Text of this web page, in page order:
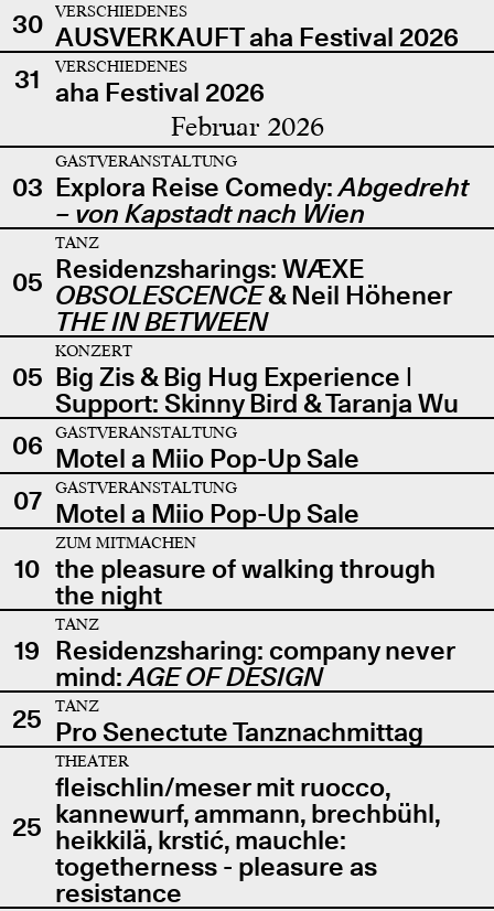
30
VERSCHIEDENES
AUSVERKAUFT aha Festival 2026
31
VERSCHIEDENES
aha Festival 2026
Februar 2026
03
GASTVERANSTALTUNG
Explora Reise Comedy:Abgedreht
– von Kapstadt nach Wien
05
TANZ
Residenzsharings: WÆXE
OBSOLESCENCE& Neil Höhener
THE IN BETWEEN
05
KONZERT
Big Zis & Big Hug Experience |
Support: Skinny Bird & Taranja Wu
06
GASTVERANSTALTUNG
Motel a Miio Pop-Up Sale
07
GASTVERANSTALTUNG
Motel a Miio Pop-Up Sale
10
ZUM MITMACHEN
the pleasure of walking through
the night
19
TANZ
Residenzsharing: company never
mind:AGE OF DESIGN
25
TANZ
Pro Senectute Tanznachmittag
25
THEATER
fleischlin/meser mit ruocco,
kannewurf, ammann, brechbühl,
heikkilä, krstić, mauchle:
togetherness - pleasure as
resistance